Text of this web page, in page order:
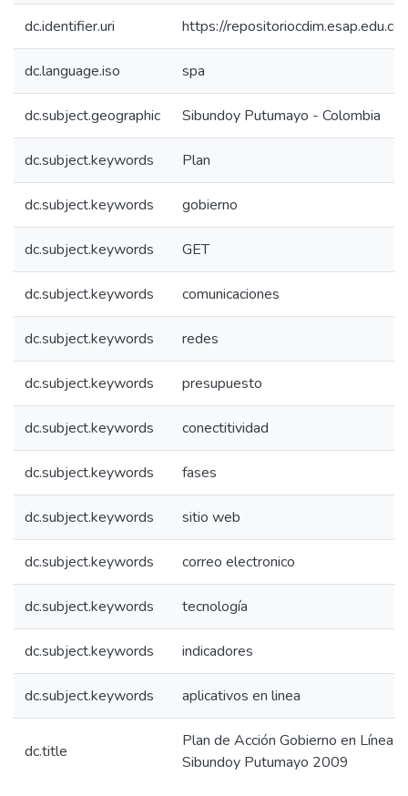
dc.identifier.uri https://
dc.language.iso spa
dc.subject.geographic Sibundoy Putumayo - Colombia
dc.subject.keywords Plan
dc.subject.keywords gobierno
dc.subject.keywords GET
dc.subject.keywords comunicaciones
dc.subject.keywords redes
dc.subject.keywords presupuesto
dc.subject.keywords conectitividad
dc.subject.keywords fases
dc.subject.keywords sitio web
dc.subject.keywords correo electronico
dc.subject.keywords tecnología
dc.subject.keywords indicadores
dc.subject.keywords aplicativos en linea
dc.title
Plan de Acción Gobierno en Línea
Sibundoy Putumayo 2009